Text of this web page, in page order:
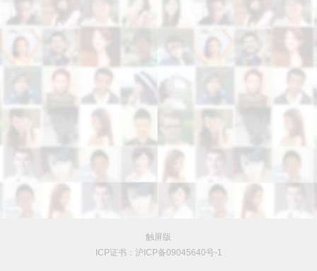
触屏版
ICP证书：沪ICP备09045640号-1